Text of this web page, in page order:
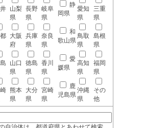
山梨
県
長野
県
岐阜
県
静
岡県
愛知
県
三重
県
大阪
府
兵庫
県
奈良
県
和
歌山県
鳥取
県
島根
県
山口
県
徳島
県
香川
県
愛
媛県
高知
県
福岡
県
熊本
県
大分
県
宮崎
県
鹿
児島県
沖縄
県
その
他